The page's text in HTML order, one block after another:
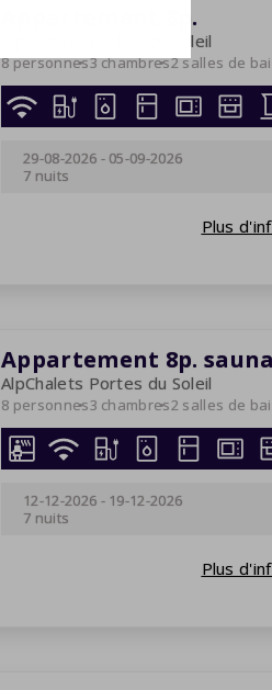
Appartement 8p.
AlpChalets Portes du Soleil
8 personnes3 chambres2 salles de
29-08-2026 - 05-09-2026
7 nuits
Plus
Appartement 8p. sauna
AlpChalets Portes du Soleil
8 personnes3 chambres2 salles de
12-12-2026 - 19-12-2026
7 nuits
Plus